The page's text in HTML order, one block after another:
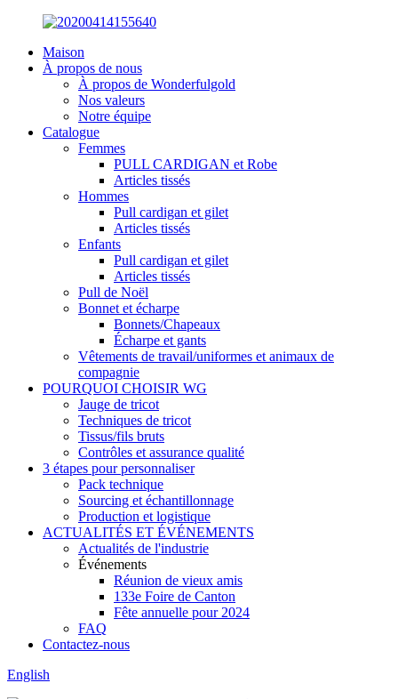
Maison
À propos de nous
À propos de Wonderfulgold
Nos valeurs
Notre équipe
Catalogue
Femmes
PULL CARDIGAN et Robe
Articles tissés
Hommes
Pull cardigan et gilet
Articles tissés
Enfants
Pull cardigan et gilet
Articles tissés
Pull de Noël
Bonnet et écharpe
Bonnets/Chapeaux
Écharpe et gants
Vêtements de travail/uniformes et animaux de
compagnie
POURQUOI CHOISIR WG
Jauge de tricot
Techniques de tricot
Tissus/fils bruts
Contrôles et assurance qualité
3 étapes pour personnaliser
Pack technique
Sourcing et échantillonnage
Production et logistique
ACTUALITÉS ET ÉVÉNEMENTS
Actualités de l'industrie
Événements
Réunion de vieux amis
133e Foire de Canton
Fête annuelle pour 2024
FAQ
Contactez-nous
English